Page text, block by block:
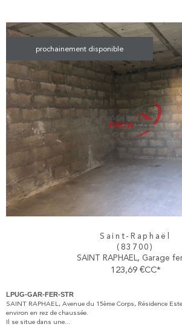
prochainement disponible
Saint-Raphaël
(83700)
SAINT RAPHAEL, Garage
123,69 €CC*
LPUG-GAR-FER-STR
SAINT RAPHAEL, Avenue du 15ème Corps, Résidence
environ en rez de chaussée.
Il se situe dans une...